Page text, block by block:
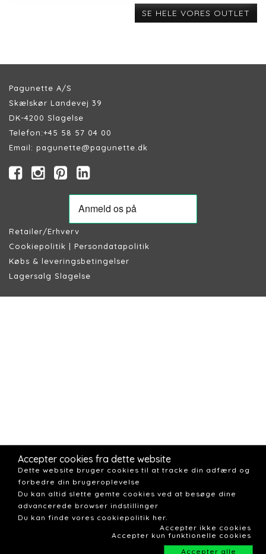
SE HELE VORES OUTLET
Pagunette A/S
Skælskør Landevej 39
DK-4200 Slagelse
Telefon:+45 58 57 04 00
Email: pagunette@pagunette.dk
Retailer/Erhverv
Cookiepolitik | Persondatapolitik
Købs & leveringsbetingelser
Lagersalg Slagelse
Accepter cookies fra dette website
Dette website bruger cookies til at tracke din adfærd og
forbedre din brugeroplevelse
Du kan altid slette gemte cookies ved at besøge dine
advancerede browser indstillinger
Du kan finde vores cookiepolitik her.
Accepter ikke cookies
Accepter kun funktionelle cookies
Accepter alle